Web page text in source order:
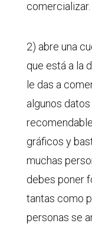
comercializar.
2) abre una
que está a la
le das a
algunos
gráficos y
muchas
debes poner
tantas como
personas se